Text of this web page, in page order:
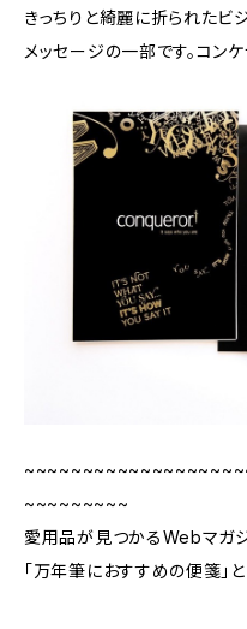
きっちりと綺麗に折られたビ
メッセージの一部です。コン
~~~~~~~~~
愛用品が見つかるWebマガジ
「万年筆におすすめの便箋」